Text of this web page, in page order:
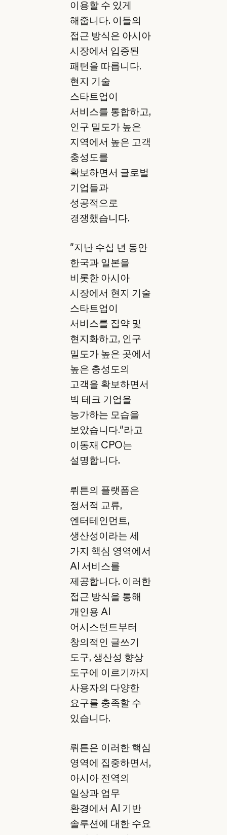
이용할 수 있게
해줍니다. 이들의
접근 방식은 아시아
시장에서 입증된
패턴을 따릅니다.
현지 기술
스타트업이
서비스를 통합하고,
인구 밀도가 높은
지역에서 높은 고객
충성도를
확보하면서 글로벌
기업들과
성공적으로
경쟁했습니다.
"지난 수십 년 동안
한국과 일본을
비롯한 아시아
시장에서 현지 기술
스타트업이
서비스를 집약 및
현지화하고, 인구
밀도가 높은 곳에서
높은 충성도의
고객을 확보하면서
빅 테크 기업을
능가하는 모습을
보았습니다."라고
이동재 CPO는
설명합니다.
뤼튼의 플랫폼은
정서적 교류,
엔터테인먼트,
생산성이라는 세
가지 핵심 영역에서
AI 서비스를
제공합니다. 이러한
접근 방식을 통해
개인용 AI
어시스턴트부터
창의적인 글쓰기
도구, 생산성 향상
도구에 이르기까지
사용자의 다양한
요구를 충족할 수
있습니다.
뤼튼은 이러한 핵심
영역에 집중하면서,
아시아 전역의
일상과 업무
환경에서 AI 기반
솔루션에 대한 수요